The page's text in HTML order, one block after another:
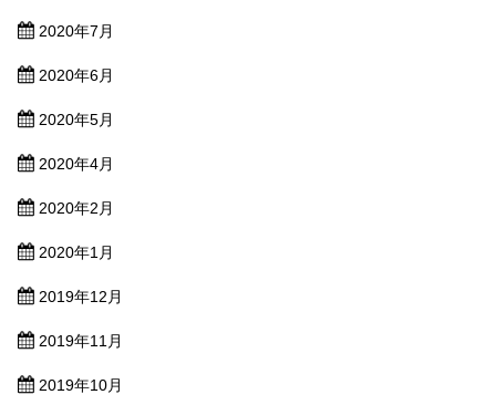
2020年7月
2020年6月
2020年5月
2020年4月
2020年2月
2020年1月
2019年12月
2019年11月
2019年10月